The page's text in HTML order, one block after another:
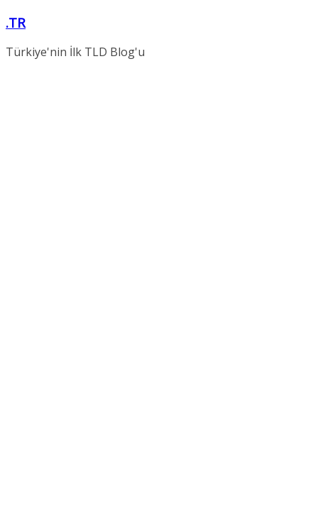
Skip
content
.TR
Türkiye'nin İlk TLD Blog'u